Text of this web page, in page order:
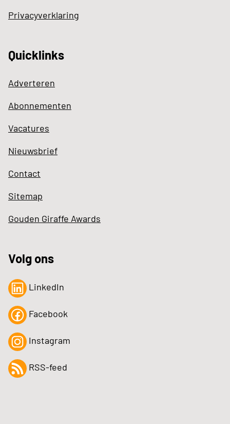
Privacyverklaring
Quicklinks
Adverteren
Abonnementen
Vacatures
Nieuwsbrief
Contact
Sitemap
Gouden Giraffe Awards
Volg ons
LinkedIn
Facebook
Instagram
RSS-feed